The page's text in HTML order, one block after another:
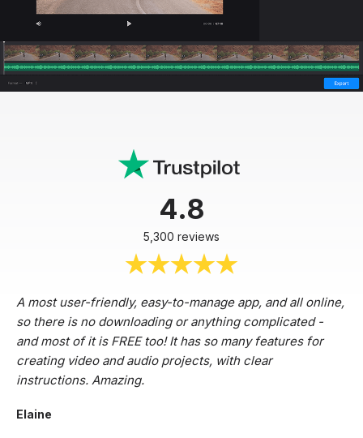
4.8
5,300 reviews
A most user-friendly, easy-to-manage app, and all online,
so there is no downloading or anything complicated -
and most of it is FREE too! It has so many features for
creating video and audio projects, with clear
instructions. Amazing.
Elaine